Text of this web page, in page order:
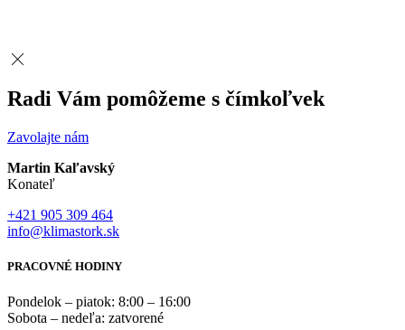
Radi Vám pomôžeme s čímkoľvek
Zavolajte nám
Martin Kaľavský
Konateľ
+421 905 309 464
info@klimastork.sk
PRACOVNÉ HODINY
Pondelok – piatok: 8:00 – 16:00
Sobota – nedeľa: zatvorené